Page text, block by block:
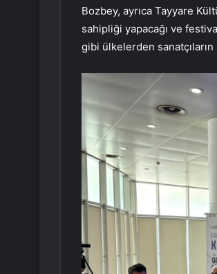
Bozbey, ayrıca Tayyare
sahipliği yapacağı ve
gibi ülkelerden sanatçıların